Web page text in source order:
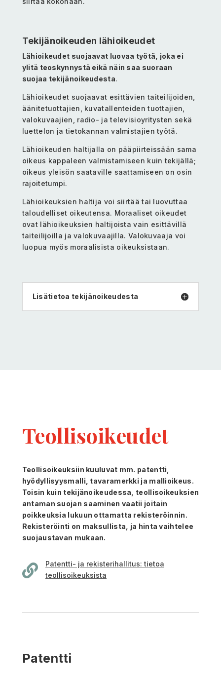
Tekijänoikeuden lähioikeudet
Lähioikeudet suojaavat luovaa työtä, joka ei
ylitä teoskynnystä eikä näin saa suoraan
suojaa tekijänoikeudesta.
Lähioikeudet suojaavat esittävien taiteilijoiden,
äänitetuottajien, kuvatallenteiden tuottajien,
valokuvaajien, radio- ja televisioyritysten sekä
luettelon ja tietokannan valmistajien työtä.
Lähioikeuden haltijalla on pääpiirteissään sama
oikeus kappaleen valmistamiseen kuin tekijällä;
oikeus yleisön saataville saattamiseen on osin
rajoitetumpi.
Lähioikeuksien haltija voi siirtää tai luovuttaa
taloudelliset oikeutensa. Moraaliset oikeudet
ovat lähioikeuksien haltijoista vain esittävillä
taiteilijoilla ja valokuvaajilla. Valokuvaaja voi
luopua myös moraalisista oikeuksistaan.
Lisätietoa tekijänoikeudesta
Teollis­oikeudet
Teollisoikeuksiin kuuluvat mm. patentti,
hyödyllisyysmalli, tavaramerkki ja mallioikeus.
Toisin kuin tekijän­oikeudessa, teollisoikeuksien
antaman suojan saaminen vaatii joitain
poikkeuksia lukuun ottamatta rekisteröinnin.
Rekisteröinti on maksullista, ja hinta vaihtelee
suojaustavan mukaan.

Patentti- ja rekisterihallitus: tietoa
teollisoikeuksista
Patentti